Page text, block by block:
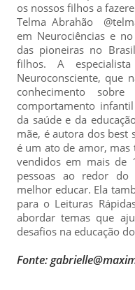
os nossos filhos a
Telma Abrahão
em Neurociências e
das pioneiras no
filhos. A
Neuroconsciente, que
conhecimento
comportamento
da saúde e da
mãe, é autora dos best
é um ato de amor, mas
vendidos em mais de
pessoas ao redor
melhor educar. Ela
para o Leituras
abordar temas que
desafios na educação
Fonte: